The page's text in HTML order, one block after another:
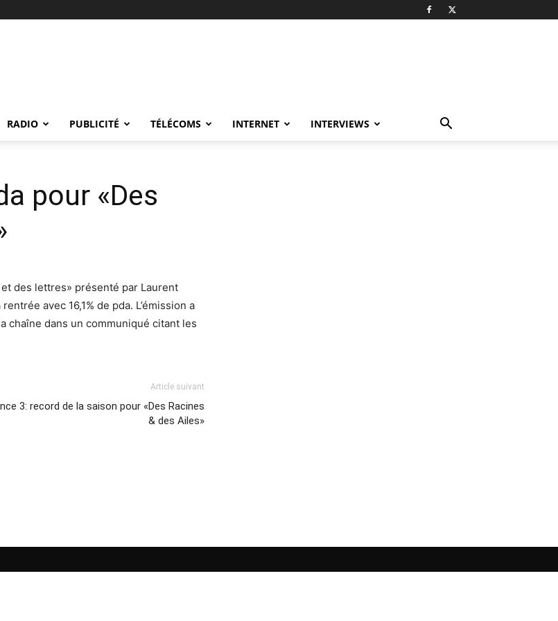
RADIO PUBLICITÉ TÉLÉCOMS INTERNET INTERVIEWS
pour «Des
des lettres» présenté par Laurent
avec 16,1% de pda. L’émission a
chaîne dans un communiqué citant les
Article suivant
3: record de la saison pour «Des Racines
& des Ailes»